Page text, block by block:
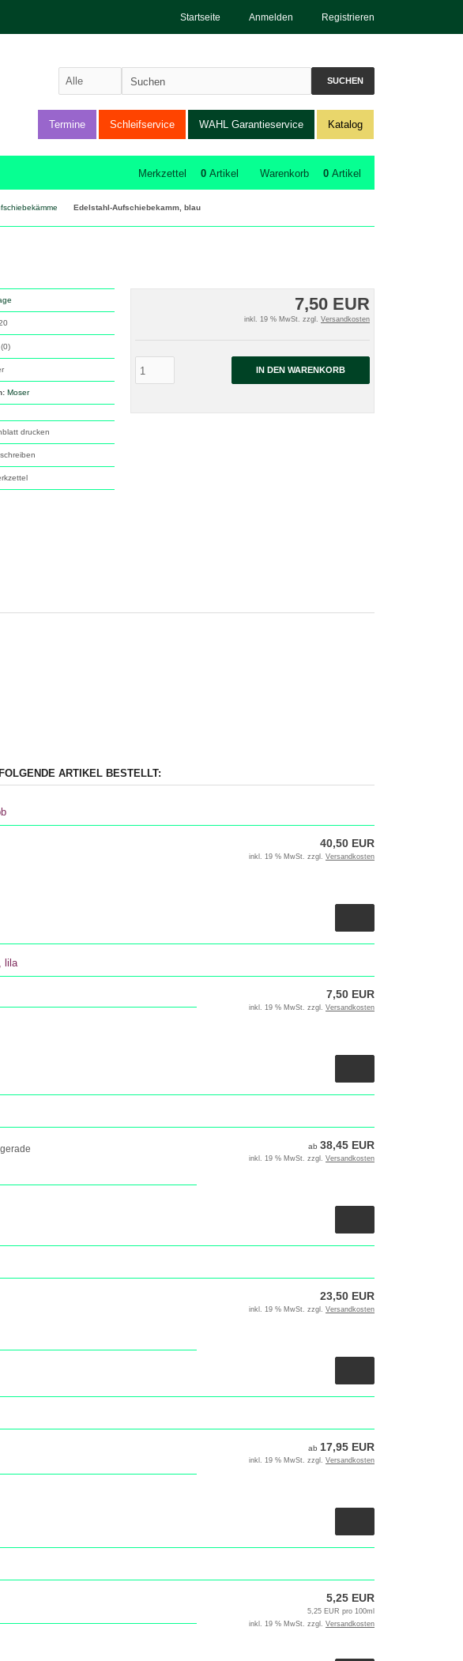
Registrieren
Anmelden
Startseite
SUCHEN
Termine Schleifservice WAHL Garantieservice Katalog
Warenkorb 0 Artikel
Merkzettel 0 Artikel
Edelstahl-Aufschiebekamm, blau
7,50 EUR
inkl. 19 % MwSt. zzgl. Versandkosten
IN DEN WARENKORB
(0)
Moser
drucken
ARTIKEL BESTELLT:
40,50 EUR
inkl. 19 % MwSt. zzgl. Versandkosten
lila
7,50 EUR
inkl. 19 % MwSt. zzgl. Versandkosten
ab 38,45 EUR
inkl. 19 % MwSt. zzgl. Versandkosten
23,50 EUR
inkl. 19 % MwSt. zzgl. Versandkosten
ab 17,95 EUR
inkl. 19 % MwSt. zzgl. Versandkosten
5,25 EUR
5,25 EUR pro 100ml
inkl. 19 % MwSt. zzgl. Versandkosten